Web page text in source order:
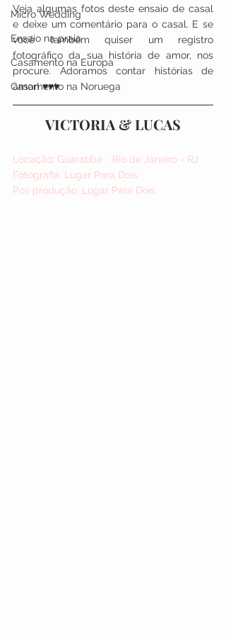
Micro Wedding
Ensaio na praia
Casamento na Europa
Casamento na Noruega
Veja algumas fotos deste ensaio de casal
e deixe um comentário para o casal. E se
você também quiser um registro
fotográfico da sua história de amor, nos
procure. Adoramos contar histórias de
amor! ♥♥♥
VICTORIA & LUCAS
Locação: Guaratiba - Rio de Janeiro - RJ
Fotografia: Lugar Para Dois
Pós produção: Lugar Para Dois